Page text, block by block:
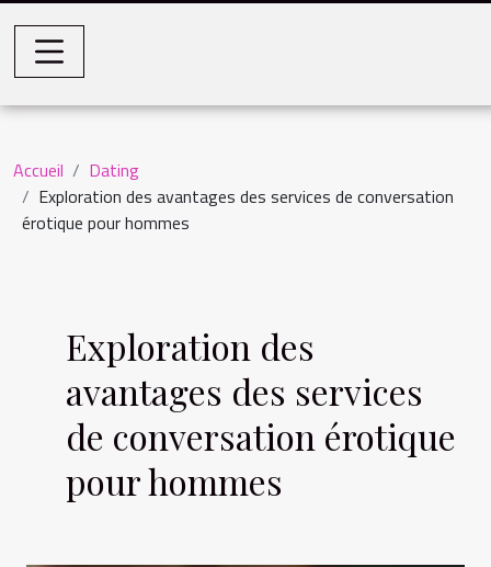
Accueil
Dating
Exploration des avantages des services de conversation
érotique pour hommes
Exploration des
avantages des services
de conversation érotique
pour hommes